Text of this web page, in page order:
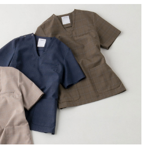
2026-05-16
160cm 体重:
51-55kg
大きめ
びる
厚い